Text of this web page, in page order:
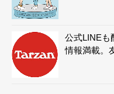
公式LINEも
情報満載。